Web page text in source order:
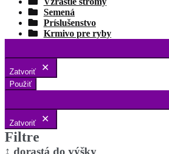
Semená
Príslušenstvo
Krmivo pre ryby
Zatvoriť
Použiť
Zatvoriť
Filtre
↕️ dorastá do výšky